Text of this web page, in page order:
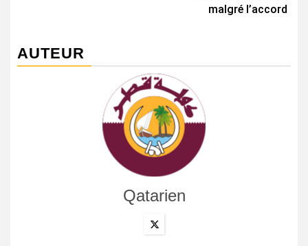
malgré l’accord
AUTEUR
Qatarien